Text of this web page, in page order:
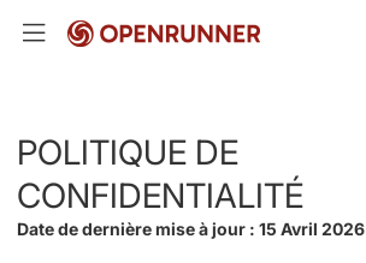
POLITIQUE DE
CONFIDENTIALITÉ
Date de dernière mise à jour : 15 Avril 2026